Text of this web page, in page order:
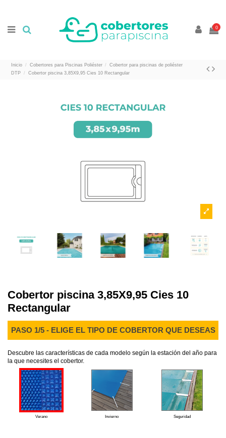
0
Inicio Cobertores para Piscinas Poliéster
Cobertor para piscinas de poliéster
DTP
Cobertor piscina 3,85X9,95 Cies 10 Rectangular
Cobertor piscina 3,85X9,95 Cies 10
Rectangular
PASO 1/5 - ELIGE EL TIPO DE COBERTOR QUE DESEAS
Descubre las características de cada modelo según la estación del año para
la que necesites el cobertor.
Verano Invierno Seguridad